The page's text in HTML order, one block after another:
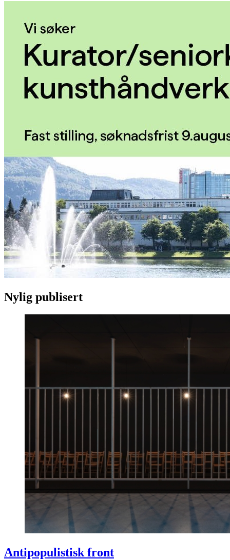
Nylig publisert
Antipopulistisk front